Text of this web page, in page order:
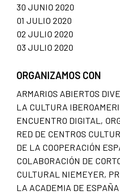
30 JUNIO 2020
01 JULIO 2020
02 JULIO 2020
03 JULIO 2020
ORGANIZAMOS CON
ARMARIOS ABIERTOS
LA CULTURA
ENCUENTRO DIGITAL,
RED DE CENTROS
DE LA COOPERACIÓN
COLABORACIÓN DE
CULTURAL NIEMEYER,
LA ACADEMIA DE